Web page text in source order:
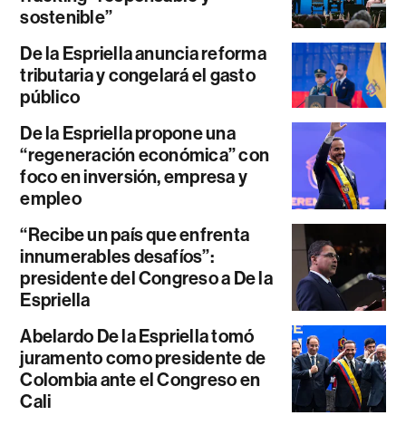
sostenible”
De la Espriella anuncia reforma
tributaria y congelará el gasto
público
De la Espriella propone una
“regeneración económica” con
foco en inversión, empresa y
empleo
“Recibe un país que enfrenta
innumerables desafíos”:
presidente del Congreso a De la
Espriella
Abelardo De la Espriella tomó
juramento como presidente de
Colombia ante el Congreso en
Cali